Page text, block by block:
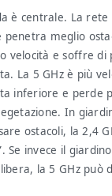
è centrale. La rete
meglio
velocità e soffre di
La 5 GHz è più
inferiore e perde
In
ostacoli, la 2,4
Se invece il
la 5 GHz può